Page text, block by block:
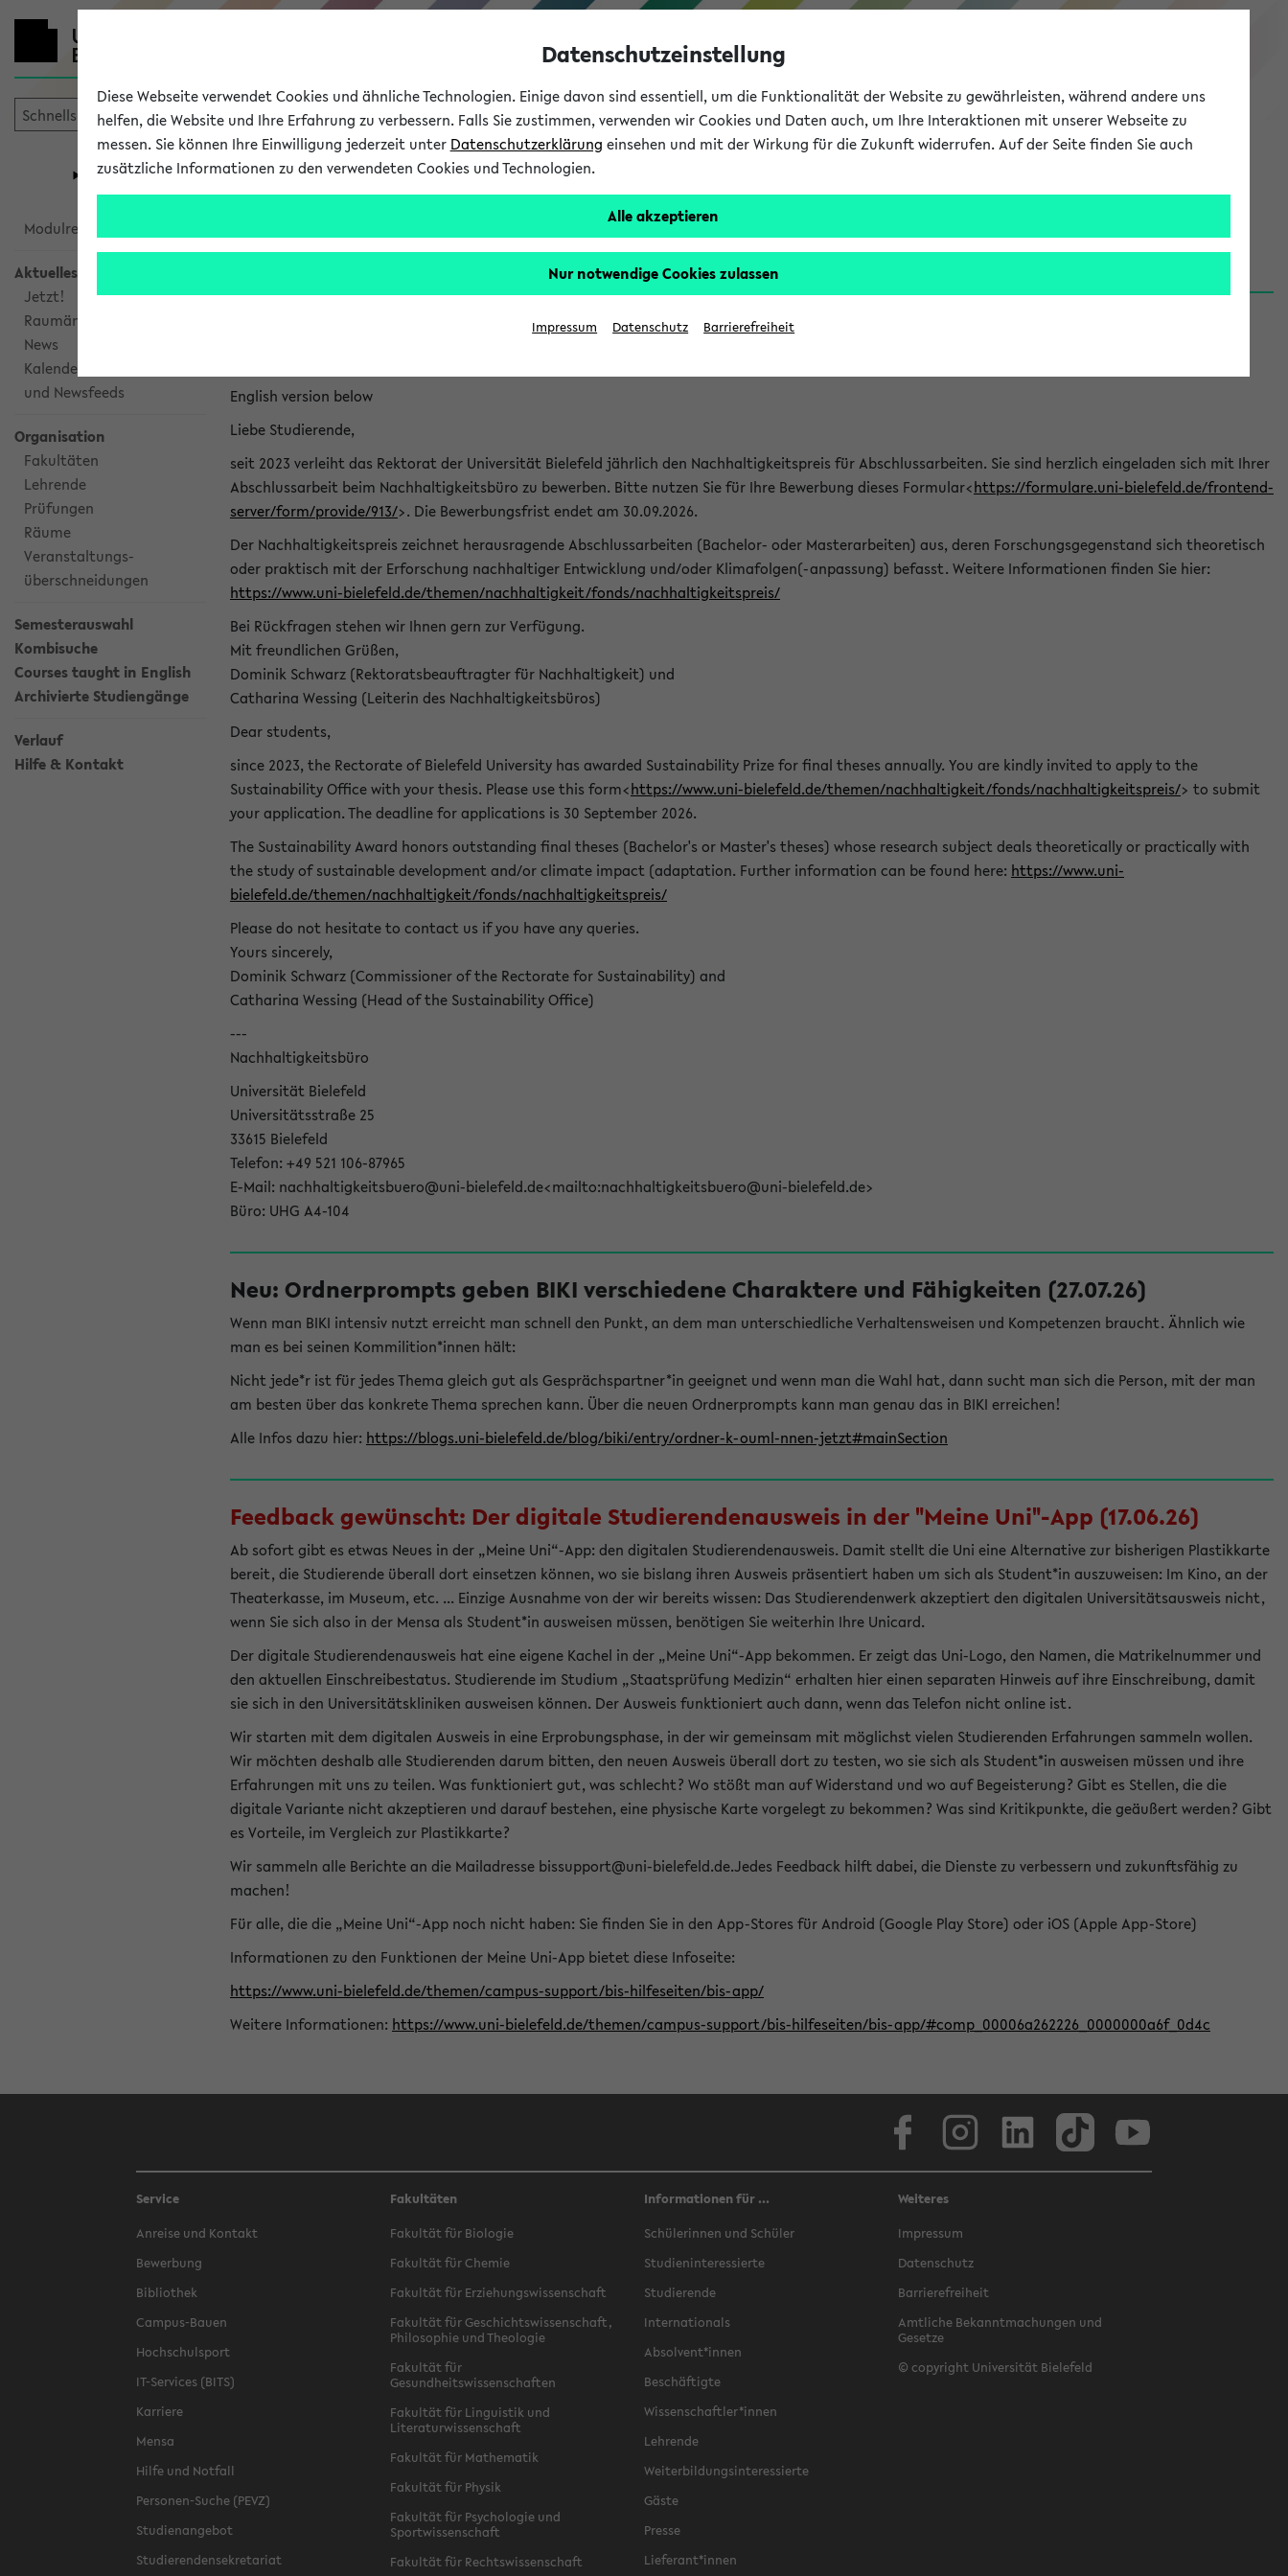
eKVV
Universität Forschung Studium
eKVV
Modulrecherche
Aktuelles
Jetzt!
Raumänderungen
News
Kalenderintegration
und Newsfeeds
Organisation
Fakultäten
Lehrende
Prüfungen
Räume
Veranstaltungs-
überschneidungen
Semesterauswahl
Kombisuche
Courses taught in English
Archivierte Studiengänge
Verlauf
Hilfe & Kontakt
eKVV News
Nachhaltigkeitspreis 2026: Bewerbungsphase gestartet (06.08.26)
English version below
Liebe Studierende,
seit 2023 verleiht das Rektorat der Universität Bielefeld jährlich den Nachhaltigkeitspreis für Abschlussarbeiten. Sie sind herzlich eingeladen sich mit Ihrer
Abschlussarbeit beim Nachhaltigkeitsbüro zu bewerben. Bitte nutzen Sie für Ihre Bewerbung dieses Formular<https://formulare.uni-bielefeld.de/frontend-
server/form/provide/913/>. Die Bewerbungsfrist endet am 30.09.2026.
Der Nachhaltigkeitspreis zeichnet herausragende Abschlussarbeiten (Bachelor- oder Masterarbeiten) aus, deren Forschungsgegenstand sich theoretisch
oder praktisch mit der Erforschung nachhaltiger Entwicklung und/oder Klimafolgen(-anpassung) befasst. Weitere Informationen finden Sie hier:
https://www.uni-bielefeld.de/themen/nachhaltigkeit/fonds/nachhaltigkeitspreis/
Bei Rückfragen stehen wir Ihnen gern zur Verfügung.
Mit freundlichen Grüßen,
Dominik Schwarz (Rektoratsbeauftragter für Nachhaltigkeit) und
Catharina Wessing (Leiterin des Nachhaltigkeitsbüros)
Dear students,
since 2023, the Rectorate of Bielefeld University has awarded Sustainability Prize for final theses annually. You are kindly invited to apply to the
Sustainability Office with your thesis. Please use this form<https://www.uni-bielefeld.de/themen/nachhaltigkeit/fonds/nachhaltigkeitspreis/> to submit
your application. The deadline for applications is 30 September 2026.
The Sustainability Award honors outstanding final theses (Bachelor's or Master's theses) whose research subject deals theoretically or practically with
the study of sustainable development and/or climate impact (adaptation. Further information can be found here: https://www.uni-
bielefeld.de/themen/nachhaltigkeit/fonds/nachhaltigkeitspreis/
Please do not hesitate to contact us if you have any queries.
Yours sincerely,
Dominik Schwarz (Commissioner of the Rectorate for Sustainability) and
Catharina Wessing (Head of the Sustainability Office)
---
Nachhaltigkeitsbüro
Universität Bielefeld
Universitätsstraße 25
33615 Bielefeld
Telefon: +49 521 106-87965
E-Mail: nachhaltigkeitsbuero@uni-bielefeld.de<mailto:nachhaltigkeitsbuero@uni-bielefeld.de>
Büro: UHG A4-104
Neu: Ordnerprompts geben BIKI verschiedene Charaktere und Fähigkeiten (27.07.26)
Wenn man BIKI intensiv nutzt erreicht man schnell den Punkt, an dem man unterschiedliche Verhaltensweisen und Kompetenzen braucht. Ähnlich wie
man es bei seinen Kommilition*innen hält:
Nicht jede*r ist für jedes Thema gleich gut als Gesprächspartner*in geeignet und wenn man die Wahl hat, dann sucht man sich die Person, mit der man
am besten über das konkrete Thema sprechen kann. Über die neuen Ordnerprompts kann man genau das in BIKI erreichen!
Alle Infos dazu hier: https://blogs.uni-bielefeld.de/blog/biki/entry/ordner-k-ouml-nnen-jetzt#mainSection
Feedback gewünscht: Der digitale Studierendenausweis in der "Meine Uni"-App (17.06.26)
Ab sofort gibt es etwas Neues in der „Meine Uni“-App: den digitalen Studierendenausweis. Damit stellt die Uni eine Alternative zur bisherigen Plastikkarte
bereit, die Studierende überall dort einsetzen können, wo sie bislang ihren Ausweis präsentiert haben um sich als Student*in auszuweisen: Im Kino, an der
Theaterkasse, im Museum, etc. ... Einzige Ausnahme von der wir bereits wissen: Das Studierendenwerk akzeptiert den digitalen Universitätsausweis nicht,
wenn Sie sich also in der Mensa als Student*in ausweisen müssen, benötigen Sie weiterhin Ihre Unicard.
Der digitale Studierendenausweis hat eine eigene Kachel in der „Meine Uni“-App bekommen. Er zeigt das Uni-Logo, den Namen, die Matrikelnummer und
den aktuellen Einschreibestatus. Studierende im Studium „Staatsprüfung Medizin“ erhalten hier einen separaten Hinweis auf ihre Einschreibung, damit
sie sich in den Universitätskliniken ausweisen können. Der Ausweis funktioniert auch dann, wenn das Telefon nicht online ist.
Wir starten mit dem digitalen Ausweis in eine Erprobungsphase, in der wir gemeinsam mit möglichst vielen Studierenden Erfahrungen sammeln wollen.
Wir möchten deshalb alle Studierenden darum bitten, den neuen Ausweis überall dort zu testen, wo sie sich als Student*in ausweisen müssen und ihre
Erfahrungen mit uns zu teilen. Was funktioniert gut, was schlecht? Wo stößt man auf Widerstand und wo auf Begeisterung? Gibt es Stellen, die die
digitale Variante nicht akzeptieren und darauf bestehen, eine physische Karte vorgelegt zu bekommen? Was sind Kritikpunkte, die geäußert werden? Gibt
es Vorteile, im Vergleich zur Plastikkarte?
Wir sammeln alle Berichte an die Mailadresse bissupport@uni-bielefeld.de.Jedes Feedback hilft dabei, die Dienste zu verbessern und zukunftsfähig zu
machen!
Für alle, die die „Meine Uni“-App noch nicht haben: Sie finden Sie in den App-Stores für Android (Google Play Store) oder iOS (Apple App-Store)
Informationen zu den Funktionen der Meine Uni-App bietet diese Infoseite:
https://www.uni-bielefeld.de/themen/campus-support/bis-hilfeseiten/bis-app/
Weitere Informationen: https://www.uni-bielefeld.de/themen/campus-support/bis-hilfeseiten/bis-app/#comp_00006a262226_0000000a6f_0d4c
Service
Anreise und Kontakt
Bewerbung
Bibliothek
Campus-Bauen
Hochschulsport
IT-Services (BITS)
Karriere
Mensa
Hilfe und Notfall
Personen-Suche (PEVZ)
Studienangebot
Studierendensekretariat
Fakultäten
Fakultät für Biologie
Fakultät für Chemie
Fakultät für Erziehungswissenschaft
Fakultät für Geschichtswissenschaft,
Philosophie und Theologie
Fakultät für
Gesundheitswissenschaften
Fakultät für Linguistik und
Literaturwissenschaft
Fakultät für Mathematik
Fakultät für Physik
Fakultät für Psychologie und
Sportwissenschaft
Fakultät für Rechtswissenschaft
Informationen für ...
Schülerinnen und Schüler
Studieninteressierte
Studierende
Internationals
Absolvent*innen
Beschäftigte
Wissenschaftler*innen
Lehrende
Weiterbildungsinteressierte
Gäste
Presse
Lieferant*innen
Weiteres
Impressum
Datenschutz
Barrierefreiheit
Amtliche Bekanntmachungen und
Gesetze
© copyright Universität Bielefeld
Datenschutzeinstellung
Diese Webseite verwendet Cookies und ähnliche Technologien. Einige davon sind essentiell, um die Funktionalität der Website zu gewährleisten, während andere uns
helfen, die Website und Ihre Erfahrung zu verbessern. Falls Sie zustimmen, verwenden wir Cookies und Daten auch, um Ihre Interaktionen mit unserer Webseite zu
messen. Sie können Ihre Einwilligung jederzeit unter Datenschutzerklärung einsehen und mit der Wirkung für die Zukunft widerrufen. Auf der Seite finden Sie auch
zusätzliche Informationen zu den verwendeten Cookies und Technologien.
Alle akzeptieren
Nur notwendige Cookies zulassen
Impressum Datenschutz Barrierefreiheit